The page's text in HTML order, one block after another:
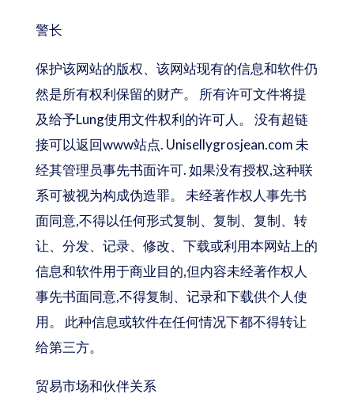
警长
保护该网站的版权、该网站现有的信息和软件仍
然是所有权利保留的财产。 所有许可文件将提
及给予Lung使用文件权利的许可人。 没有超链
接可以返回www站点. Unisellygrosjean.com 未
经其管理员事先书面许可. 如果没有授权,这种联
系可被视为构成伪造罪。 未经著作权人事先书
面同意,不得以任何形式复制、复制、复制、转
让、分发、记录、修改、下载或利用本网站上的
信息和软件用于商业目的,但内容未经著作权人
事先书面同意,不得复制、记录和下载供个人使
用。 此种信息或软件在任何情况下都不得转让
给第三方。
贸易市场和伙伴关系